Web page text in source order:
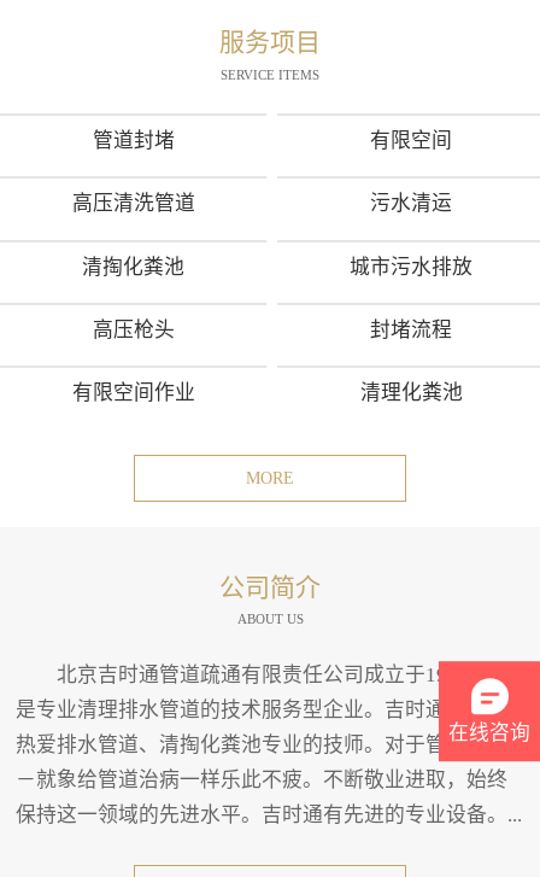
服务项目
SERVICE ITEMS
管道封堵 有限空间
高压清洗管道 污水清运
清掏化粪池 城市污水排放
高压枪头 封堵流程
有限空间作业 清理化粪池
MORE
公司简介
ABOUT US
北京吉时通管道疏通有限责任公司成立于1994年。
是专业清理排水管道的技术服务型企业。吉时通有一班
热爱排水管道、清掏化粪池专业的技师。对于管道疏通
－就象给管道治病一样乐此不疲。不断敬业进取，始终
保持这一领域的先进水平。吉时通有先进的专业设备。...
在线咨询